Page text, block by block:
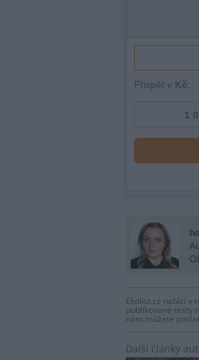
Ekolist.cz nabízí v
publikované texty
nám můžete
Další články